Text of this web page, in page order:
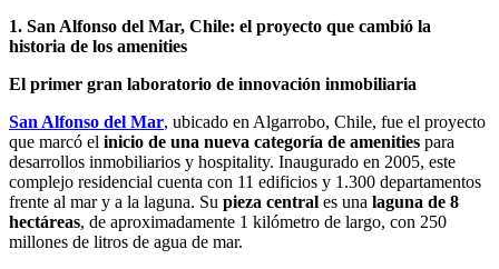
1. San Alfonso del Mar, Chile: el proyecto que cambió la
historia de los amenities
El primer gran laboratorio de innovación inmobiliaria
San Alfonso del Mar, ubicado en Algarrobo, Chile, fue el proyecto
que marcó el inicio de una nueva categoría de amenities para
desarrollos inmobiliarios y hospitality. Inaugurado en 2005, este
complejo residencial cuenta con 11 edificios y 1.300 departamentos
frente al mar y a la laguna. Su pieza central es una laguna de 8
hectáreas, de aproximadamente 1 kilómetro de largo, con 250
millones de litros de agua de mar.